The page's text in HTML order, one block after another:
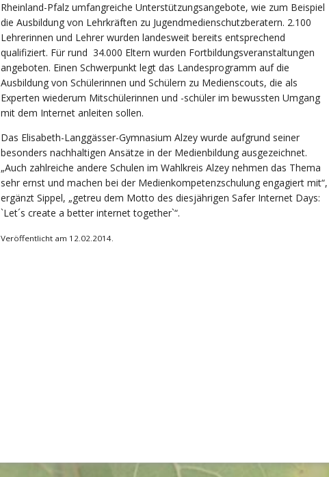
Rheinland-Pfalz umfangreiche Unterstützungsangebote, wie zum Beispiel
die Ausbildung von Lehrkräften zu Jugendmedienschutzberatern. 2.100
Lehrerinnen und Lehrer wurden landesweit bereits entsprechend
qualifiziert. Für rund 34.000 Eltern wurden Fortbildungsveranstaltungen
angeboten. Einen Schwerpunkt legt das Landesprogramm auf die
Ausbildung von Schülerinnen und Schülern zu Medienscouts, die als
Experten wiederum Mitschülerinnen und -schüler im bewussten Umgang
mit dem Internet anleiten sollen.
Das Elisabeth-Langgässer-Gymnasium Alzey wurde aufgrund seiner
besonders nachhaltigen Ansätze in der Medienbildung ausgezeichnet.
„Auch zahlreiche andere Schulen im Wahlkreis Alzey nehmen das Thema
sehr ernst und machen bei der Medienkompetenzschulung engagiert mit“,
ergänzt Sippel, „getreu dem Motto des diesjährigen Safer Internet Days:
`Let´s create a better internet together`“.
Veröffentlicht am 12.02.2014.